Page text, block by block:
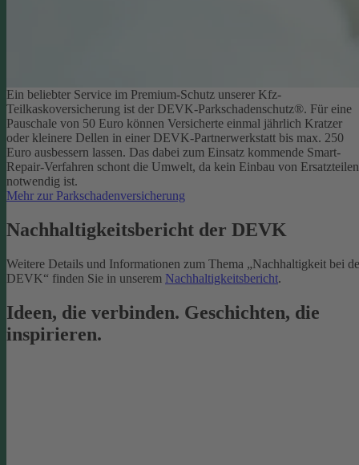
Ein beliebter Service im Premium-Schutz unserer Kfz-
Teilkaskoversicherung ist der DEVK-Parkschadenschutz®. Für eine
Pauschale von 50 Euro können Versicherte einmal jährlich Kratzer
oder kleinere Dellen in einer DEVK-Partnerwerkstatt bis max. 250
Euro ausbessern lassen. Das dabei zum Einsatz kommende Smart-
Repair-Verfahren schont die Umwelt, da kein Einbau von Ersatzteilen
notwendig ist.
Mehr zur Parkschadenversicherung
Nachhaltigkeitsbericht der DEVK
Weitere Details und Informationen zum Thema „Nachhaltigkeit bei
DEVK“ finden Sie in unserem Nachhaltigkeitsbericht.
Ideen, die verbinden. Geschichten, die
inspirieren.